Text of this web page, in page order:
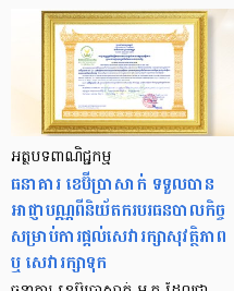
អត្ថបទពាណិជ្ជកម្ម
ធនាគារ ខេប៊ីប្រាសាក់ ទទួលបាន
អាជ្ញាបណ្ណពីនិយ័តករបរធនបាលកិច្ច
សម្រាប់ការផ្តល់សេវារក្សាសុវត្ថិភាព
ឬ សេវារក្សាទុក